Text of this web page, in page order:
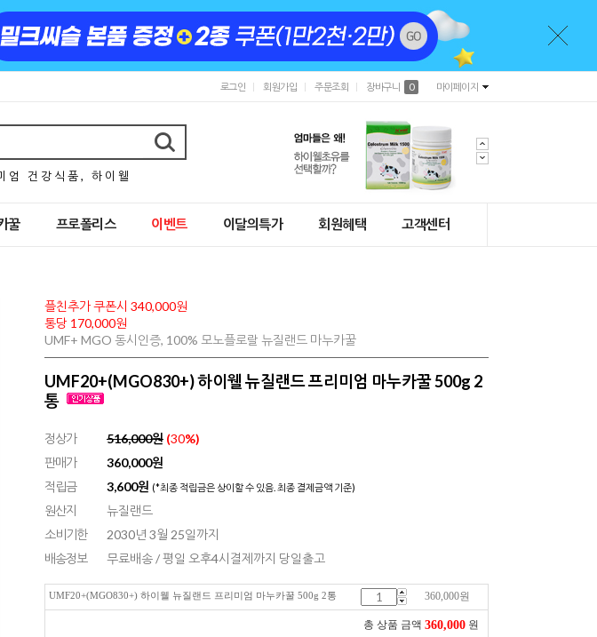
로그인 회원가입 주문조회 장바구니 0 마이페이지
엄 건 강 식 품 , 하 이 웰
꿀 프로폴리스 이벤트 이달의특가 회원혜택 고객센터
플친추가 쿠폰시 340,000원
통당 170,000원
UMF+ MGO 동시인증, 100% 모노플로랄 뉴질랜드 마누카꿀
UMF20+(MGO830+) 하이웰 뉴질랜드 프리미엄 마누카꿀 500g 2
통
정상가 516,000원 (30%)
판매가
360,000원
적립금
3,600원 (*최종 적립금은 상이할 수 있음. 최종 결제금액 기준)
원산지
뉴질랜드
소비기한
2030년 3월 25일까지
배송정보
무료배송 / 평일 오후4시결제까지 당일출고
UMF20+(MGO830+) 하이웰 뉴질랜드 프리미엄 마누카꿀 500g 2통 360,000원
총 상품 금액 360,000 원